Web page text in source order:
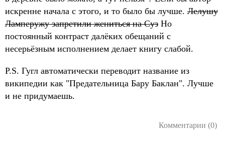
искренне начала с этого, и то было бы лучше. Лелушу
Ламперужу запретили жениться на Суз Но
постоянный контраст далёких обещаний с
несерьёзным исполнением делает книгу слабой.
P.S. Гугл автоматически переводит название из
википедии как "Предательница Бару Баклан". Лучше
и не придумаешь.
Комментарии (0)